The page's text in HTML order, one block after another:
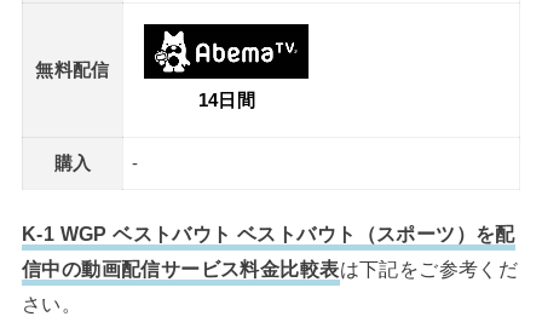
無料配信
14日間
購入 -
K-1 WGP ベストバウト ベストバウト（スポーツ）を配
信中の動画配信サービス料金比較表は下記をご参考くだ
さい。